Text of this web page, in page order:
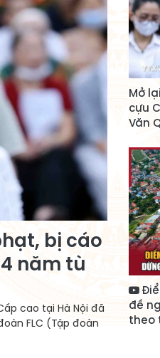
bị cáo
năm tù
cao tại Hà Nội đã
FLC (Tập đoàn
Mở
cựu
Văn
đề
theo